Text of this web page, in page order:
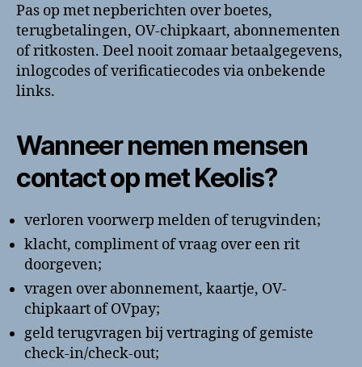
Pas op met nepberichten over boetes,
terugbetalingen, OV-chipkaart, abonnementen
of ritkosten. Deel nooit zomaar betaalgegevens,
inlogcodes of verificatiecodes via onbekende
links.
Wanneer nemen mensen
contact op met Keolis?
verloren voorwerp melden of terugvinden;
klacht, compliment of vraag over een rit
doorgeven;
vragen over abonnement, kaartje, OV-
chipkaart of OVpay;
geld terugvragen bij vertraging of gemiste
check-in/check-out;